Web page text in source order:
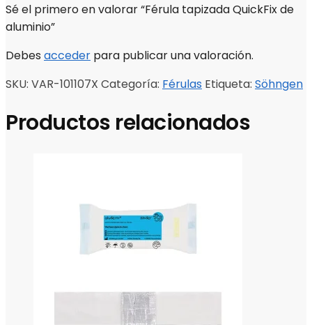
Sé el primero en valorar “Férula tapizada QuickFix de
aluminio”
Debes acceder para publicar una valoración.
SKU: VAR-101107X Categoría: Férulas Etiqueta: Söhngen
Productos relacionados